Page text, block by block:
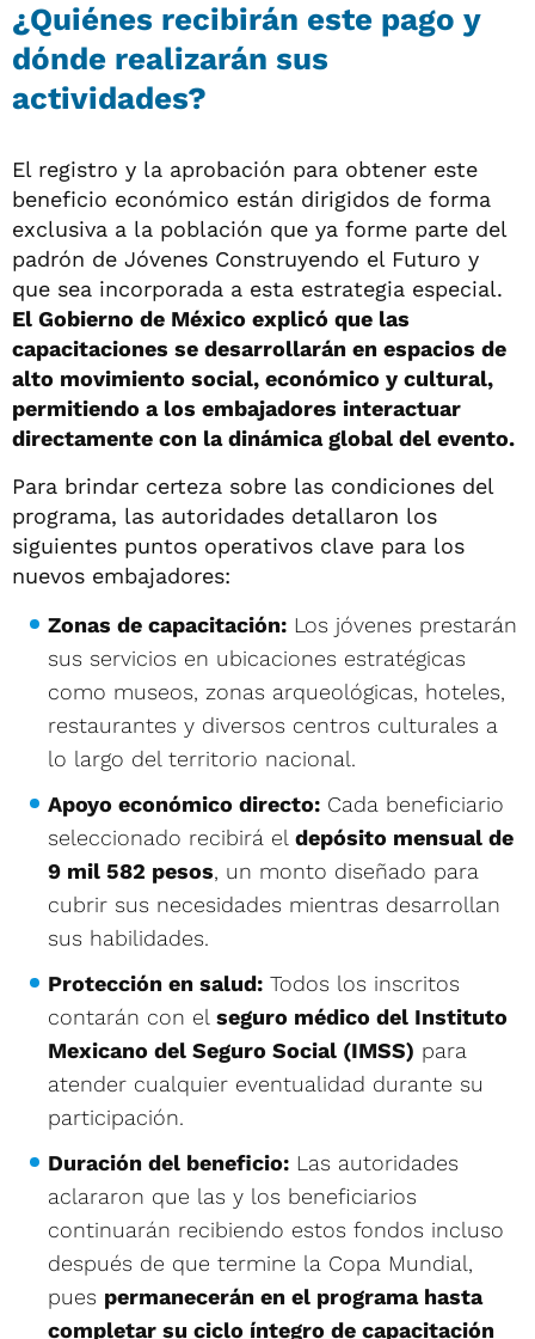
¿Quiénes recibirán este pago y
dónde realizarán sus
actividades?
El registro y la aprobación para obtener este
beneficio económico están dirigidos de forma
exclusiva a la población que ya forme parte del
padrón de Jóvenes Construyendo el Futuro y
que sea incorporada a esta estrategia especial.
El Gobierno de México explicó que las
capacitaciones se desarrollarán en espacios de
alto movimiento social, económico y cultural,
permitiendo a los embajadores interactuar
directamente con la dinámica global del evento.
Para brindar certeza sobre las condiciones del
programa, las autoridades detallaron los
siguientes puntos operativos clave para los
nuevos embajadores:
Zonas de capacitación: Los jóvenes prestarán
sus servicios en ubicaciones estratégicas
como museos, zonas arqueológicas, hoteles,
restaurantes y diversos centros culturales a
lo largo del territorio nacional.
Apoyo económico directo: Cada beneficiario
seleccionado recibirá el depósito mensual de
9 mil 582 pesos, un monto diseñado para
cubrir sus necesidades mientras desarrollan
sus habilidades.
Protección en salud: Todos los inscritos
contarán con el seguro médico del Instituto
Mexicano del Seguro Social (IMSS) para
atender cualquier eventualidad durante su
participación.
Duración del beneficio: Las autoridades
aclararon que las y los beneficiarios
continuarán recibiendo estos fondos incluso
después de que termine la Copa Mundial,
pues permanecerán en el programa hasta
completar su ciclo íntegro de capacitación